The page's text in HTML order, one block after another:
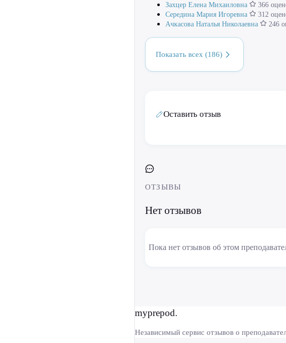
Захцер Елена Михаиловна
366
Середина Мария Игоревна
312
Ачкасова Наталья Николаевна
246
Показать всех (186)
Оставить отзыв
ОТЗЫВЫ
Нет отзывов
Пока нет отзывов об этом
myprepod.
Независимый сервис отзывов о